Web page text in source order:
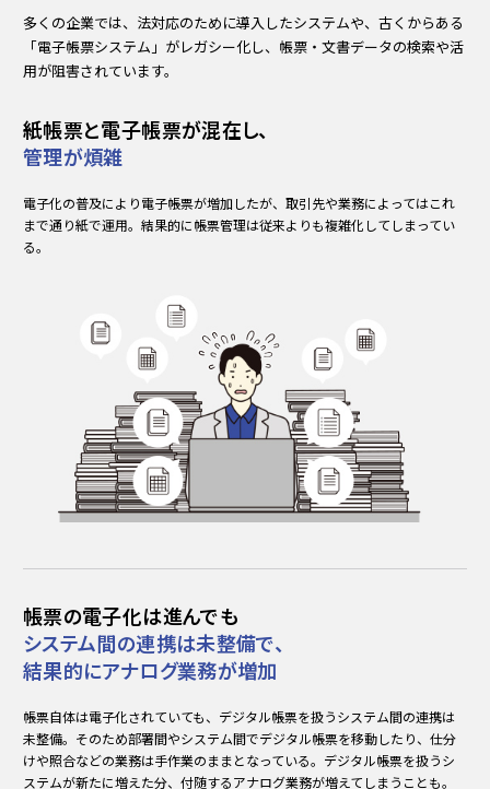
多くの企業では、法対応のために導入したシステムや、古くからある
「電子帳票システム」がレガシー化し、帳票・文書データの検索や活
用が阻害されています。
紙帳票と電子帳票が混在し、
管理が煩雑
電子化の普及により電子帳票が増加したが、取引先や業務によってはこれ
まで通り紙で運用。結果的に帳票管理は従来よりも複雑化してしまってい
る。
帳票の電子化は進んでも
システム間の連携は未整備で、
結果的にアナログ業務が増加
帳票自体は電子化されていても、デジタル帳票を扱うシステム間の連携は
未整備。そのため部署間やシステム間でデジタル帳票を移動したり、仕分
けや照合などの業務は手作業のままとなっている。デジタル帳票を扱うシ
ステムが新たに増えた分、付随するアナログ業務が増えてしまうことも。